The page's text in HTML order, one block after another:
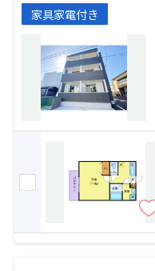
家具家電付き